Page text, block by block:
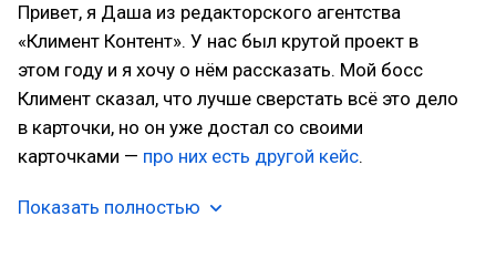
Привет, я Даша из редакторского агентства
«Климент Контент». У нас был крутой проект в
этом году и я хочу о нём рассказать. Мой босс
Климент сказал, что лучше сверстать всё это дело
в карточки, но он уже достал со своими
карточками — про них есть другой кейс.
Показать полностью